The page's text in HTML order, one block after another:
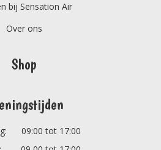
bij Sensation Air
Over ons
Shop
09:00 tot 17:00